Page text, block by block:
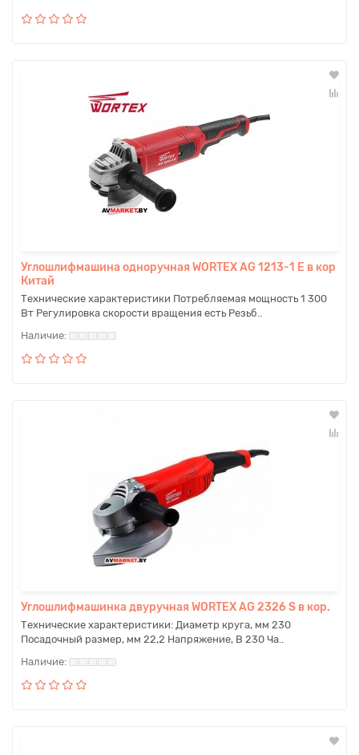
Углошлифмашина одноручная WORTEX AG 1213-1 E в кор
Китай
Технические характеристики Потребляемая мощность 1 300
Вт Регулировка скорости вращения есть Резьб..
Углошлифмашинка двуручная WORTEX AG 2326 S в кор.
Технические характеристики: Диаметр круга, мм 230
Посадочный размер, мм 22,2 Напряжение, В 230 Ча..